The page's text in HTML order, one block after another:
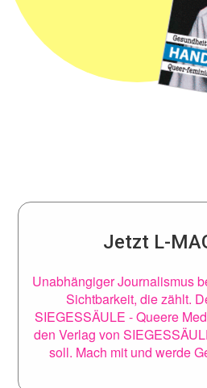
Jetzt L-
Unabhängiger Journalismus
Sichtbarkeit, die zählt.
SIEGESSÄULE - Queere
den Verlag von
soll. Mach mit und werde